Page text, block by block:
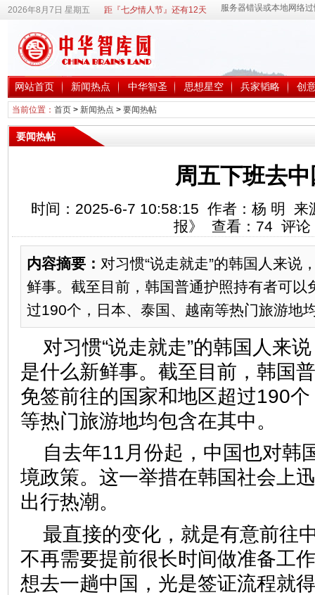
2026年8月7日 星期五 距『七夕情人节』还有12天
网站首页 新闻热点 中华智圣 思想星空 兵家韬略 创
当前位置： 首页> 新闻热点 > 要闻热帖
要闻热帖
周五下班去中
时间：2025-6-7 10:58:15 作者：杨 明 来
报》 查看： 74 评论
内容摘要： 对习惯“说走就走”的韩国人来说
鲜事。截至目前，韩国普通护照持有者可以
过190个，日本、泰国、越南等热门旅游地
对习惯“说走就走”的韩国人来
是什么新鲜事。截至目前，韩国
免签前往的国家和地区超过190
等热门旅游地均包含在其中。
自去年11月份起，中国也对韩
境政策。这一举措在韩国社会上
出行热潮。
最直接的变化，就是有意前往
不再需要提前很长时间做准备工
想去一趟中国，光是签证流程就